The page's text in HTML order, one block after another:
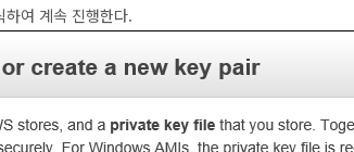
여 계속 진행한다.